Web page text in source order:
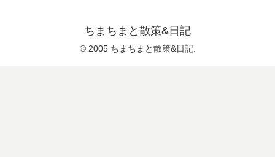
ちまちまと散策&日記
© 2005 ちまちまと散策&日記.